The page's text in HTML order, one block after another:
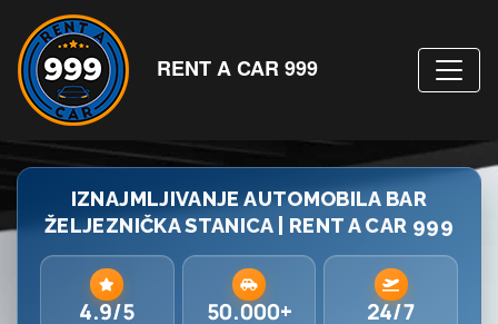
RENT A CAR 999
IZNAJMLJIVANJE AUTOMOBILA BAR
ŽELJEZNIČKA STANICA | RENT A CAR 999
4.9/5 50.000+ 24/7